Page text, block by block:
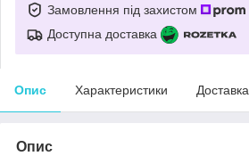
Замовлення під захистом
Доступна доставка
Опис Характеристики Доставка
Опис